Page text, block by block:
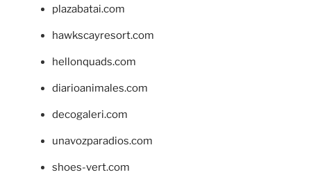
plazabatai.com
hawkscayresort.com
hellonquads.com
diarioanimales.com
decogaleri.com
unavozparadios.com
shoes-vert.com